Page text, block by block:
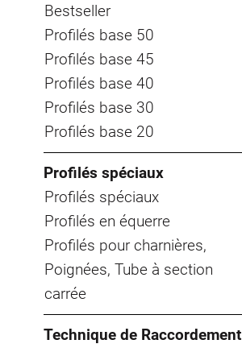
Bestseller
Profilés base 50
Profilés base 45
Profilés base 40
Profilés base 30
Profilés base 20
Profilés spéciaux
Profilés spéciaux
Profilés en équerre
Profilés pour charnières,
Poignées, Tube à section
carrée
Technique de Raccordement